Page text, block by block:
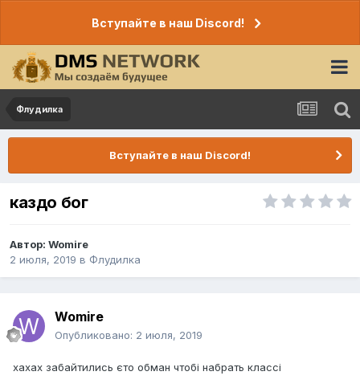
Вступайте в наш Discord!
Флудилка
Вступайте в наш Discord!
каздо бог
Автор: Womire
2 июля, 2019 в Флудилка
Womire
Опубликовано: 2 июля, 2019
хахах забайтились єто обман чтобі набрать классі